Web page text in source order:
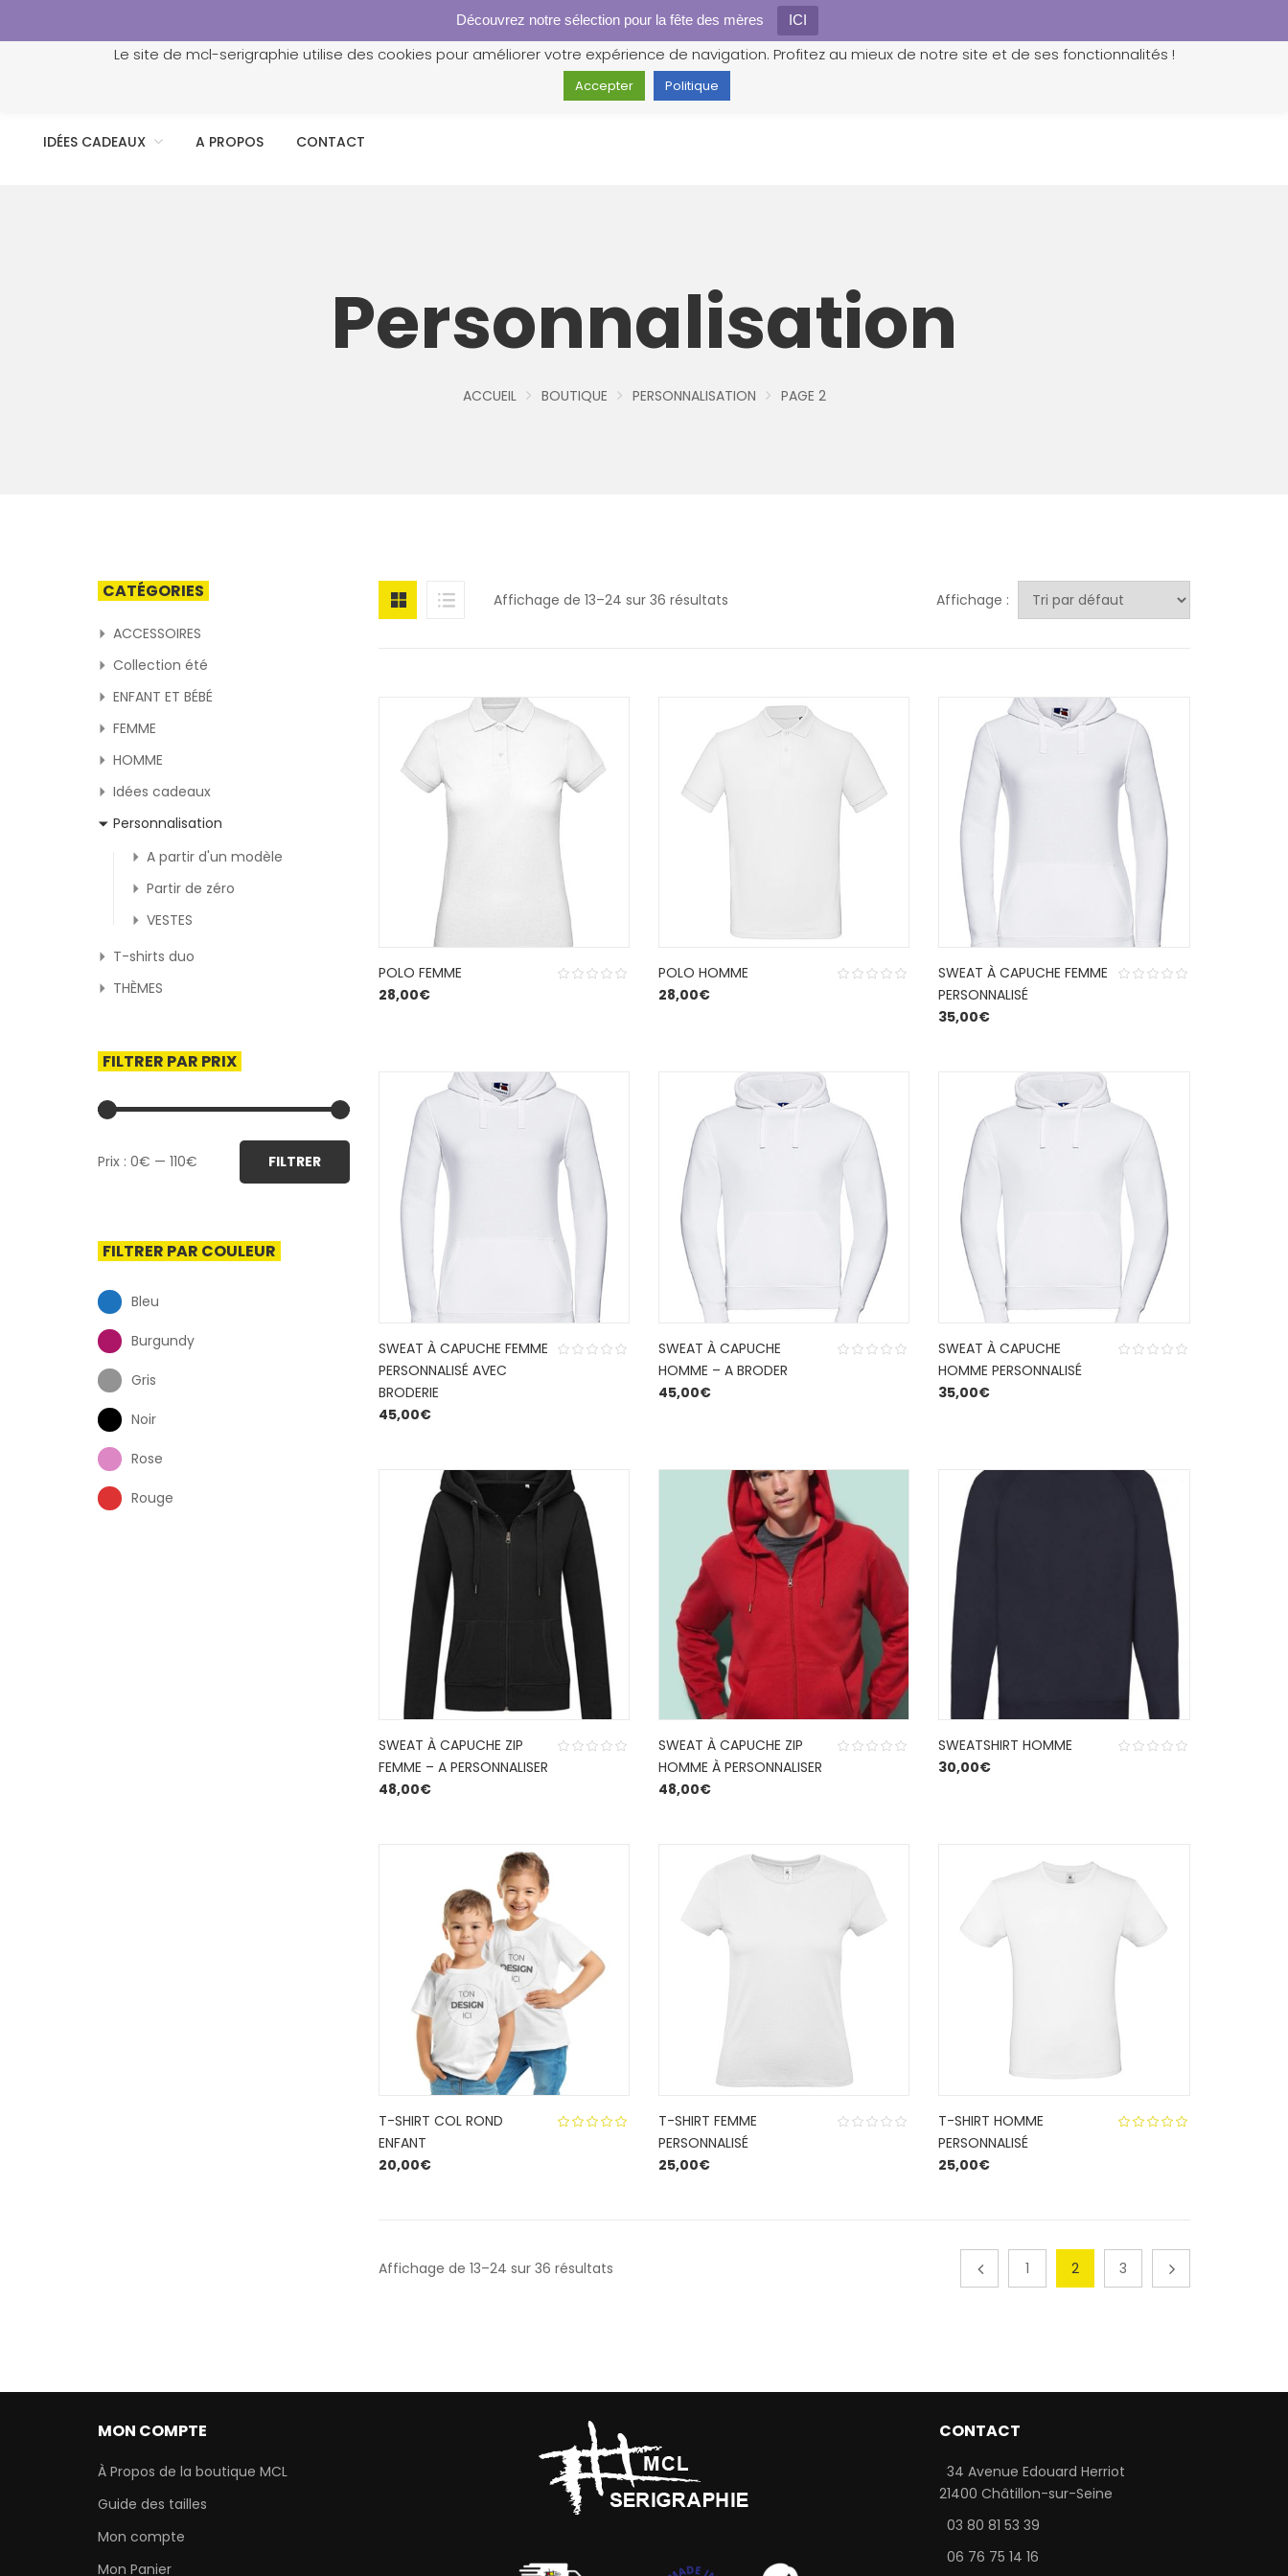
Découvrez notre sélection pour la fête des mères ICI
IDÉES CADEAUX A PROPOS CONTACT
Personnalisation
ACCUEIL BOUTIQUE PERSONNALISATION PAGE 2
CATÉGORIES
ACCESSOIRES
Collection été
ENFANT ET BÉBÉ
FEMME
HOMME
Idées cadeaux
Personnalisation
A partir d'un modèle
Partir de zéro
VESTES
T-shirts duo
THÈMES
FILTRER PAR PRIX
min
max
FILTRER
Prix : 0€ — 110€
FILTRER PAR COULEUR
Bleu
Burgundy
Gris
Noir
Rose
Rouge
Affichage de 13–24 sur 36 résultats Affichage :
POLO FEMME
28,00€
POLO HOMME
28,00€
SWEAT À CAPUCHE FEMME
PERSONNALISÉ
35,00€
SWEAT À CAPUCHE FEMME
PERSONNALISÉ AVEC
BRODERIE
45,00€
SWEAT À CAPUCHE
HOMME – A BRODER
45,00€
SWEAT À CAPUCHE
HOMME PERSONNALISÉ
35,00€
SWEAT À CAPUCHE ZIP
FEMME – A PERSONNALISER
48,00€
SWEAT À CAPUCHE ZIP
HOMME À PERSONNALISER
48,00€
SWEATSHIRT HOMME
30,00€
T-SHIRT COL ROND
ENFANT
20,00€
T-SHIRT FEMME
PERSONNALISÉ
25,00€
T-SHIRT HOMME
PERSONNALISÉ
25,00€
Affichage de 13–24 sur 36 résultats 1 2 3
Gestion des cookies
Le site de mcl-serigraphie utilise des cookies pour améliorer votre expérience de navigation. Profitez au mieux de notre site et de ses fonctionnalités !
Accepter Politique
MON COMPTE
À Propos de la boutique MCL
Guide des tailles
Mon compte
Mon Panier
CONTACT
34 Avenue Edouard Herriot
21400 Châtillon-sur-Seine
03 80 81 53 39
06 76 75 14 16